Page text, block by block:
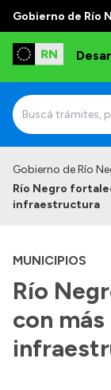
Gobierno de Río
Institucional
Autoridades
Delegaciones
Normativa
Gobierno de Río
Río Negro
infraestructura
MUNICIPIOS
Río
con